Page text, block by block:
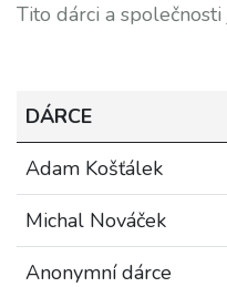
Tito dárci a
DÁRCE
Adam Košťálek
Michal Nováček
Anonymní dárce